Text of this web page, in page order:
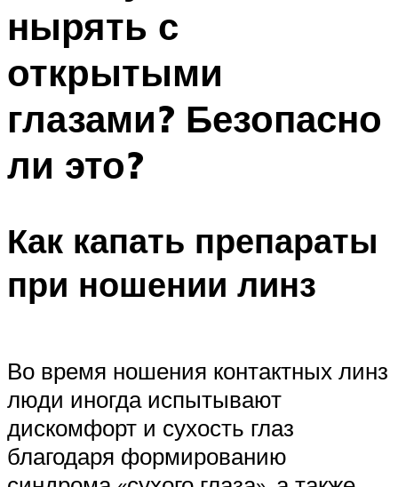
ПЛАВАНЬЕ ДЛЯ ДЕТЕЙ
БАССЕЙН ДЛЯ ДОМА
ОЧИСТКА БАССЕЙНОВ
МЕНЮ
нырять с
открытыми
глазами? Безопасно
ли это?
Как капать препараты
при ношении линз
Во время ношения контактных линз
люди иногда испытывают
дискомфорт и сухость глаз
благодаря формированию